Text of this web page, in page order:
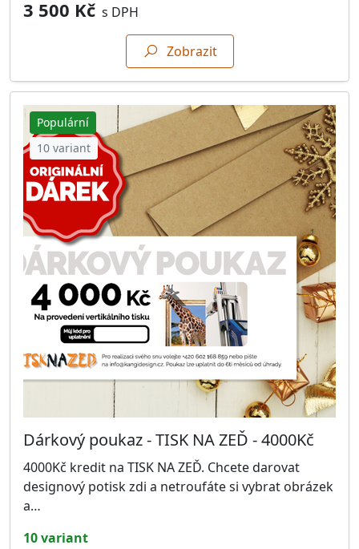
3 500 Kč s DPH
Zobrazit
Populární
10 variant
Dárkový poukaz - TISK NA ZEĎ - 4000Kč
4000Kč kredit na TISK NA ZEĎ. Chcete darovat
designový potisk zdi a netroufáte si vybrat obrázek
a…
10 variant